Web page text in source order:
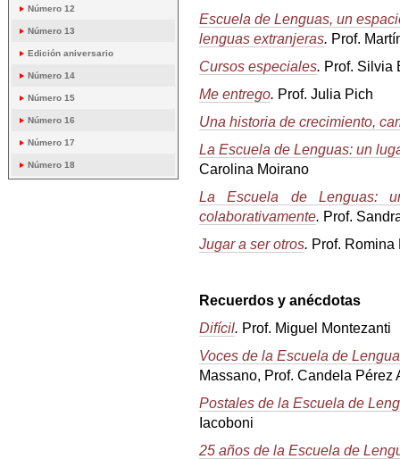
Número 12
Número 13
Edición aniversario
Número 14
Número 15
Número 16
Número 17
Número 18
Escuela de Lenguas, un
lenguas extranjeras. Prof.
Cursos especiales. Prof. Silvia
Me entrego. Prof. Julia Pich
Una historia de crecimiento,
La Escuela de Lenguas: un
Carolina Moirano
La Escuela de Lenguas:
colaborativamente. Prof.
Jugar a ser otros. Prof.
Recuerdos y anécdotas
Difícil. Prof. Miguel Montezanti
Voces de la Escuela de
Massano, Prof. Candela Pérez
Postales de la Escuela de
Iacoboni
25 años de la Escuela de